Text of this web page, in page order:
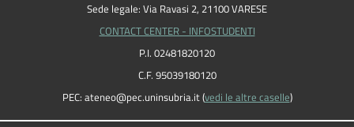
Sede legale: Via Ravasi 2, 21100 VARESE
CONTACT CENTER - INFOSTUDENTI
P.I. 02481820120
C.F. 95039180120
PEC: ateneo@pec.uninsubria.it (vedi le altre caselle)